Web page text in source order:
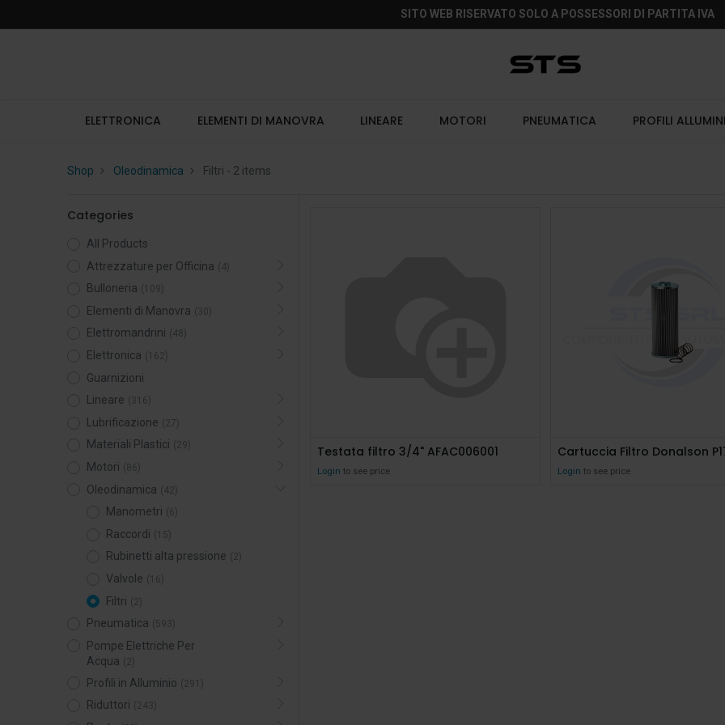
SITO WEB RISERVATO SOLO A POSSESSORI DI PARTITA IVA
ELETTRONICA ELEMENTI DI MANOVRA LINEARE MOTORI PNEUMATICA PROFILI
Shop Oleodinamica Filtri - 2 items
Categories
All Products
Attrezzature per Officina (4)
Bulloneria (109)
Elementi di Manovra (30)
Elettromandrini (48)
Elettronica (162)
Guarnizioni
Lineare (316)
Lubrificazione (27)
Materiali Plastici (29)
Motori (86)
Oleodinamica (42)
Manometri (6)
Raccordi (15)
Rubinetti alta pressione (2)
Valvole (16)
Filtri (2)
Pneumatica (593)
Pompe Elettriche Per
Acqua (2)
Profili in Alluminio (291)
Riduttori (243)
Testata filtro 3/4" AFAC006001
Login to see price
Cartuccia Filtro Donalson
Login to see price